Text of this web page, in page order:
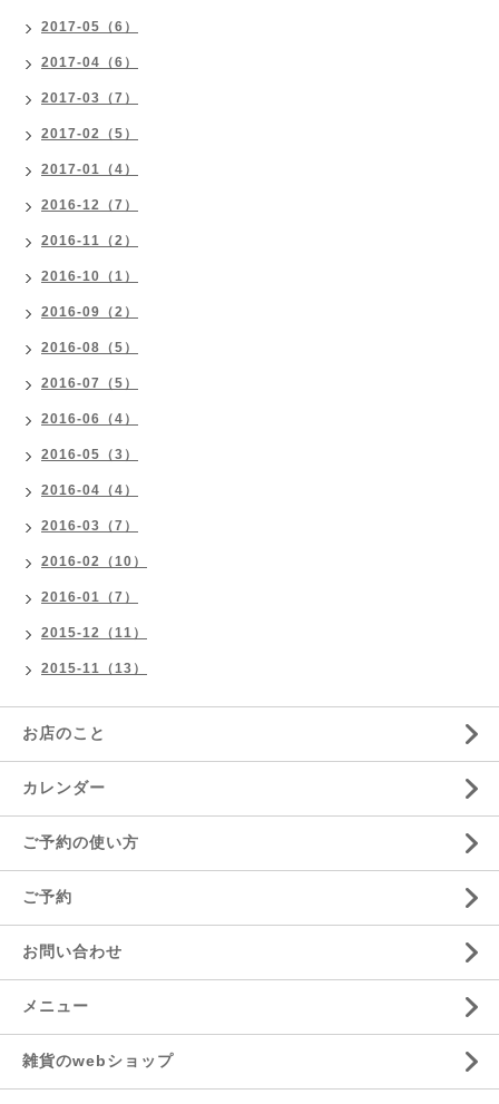
2017-05（6）
2017-04（6）
2017-03（7）
2017-02（5）
2017-01（4）
2016-12（7）
2016-11（2）
2016-10（1）
2016-09（2）
2016-08（5）
2016-07（5）
2016-06（4）
2016-05（3）
2016-04（4）
2016-03（7）
2016-02（10）
2016-01（7）
2015-12（11）
2015-11（13）
お店のこと
カレンダー
ご予約の使い方
ご予約
お問い合わせ
メニュー
雑貨のwebショップ